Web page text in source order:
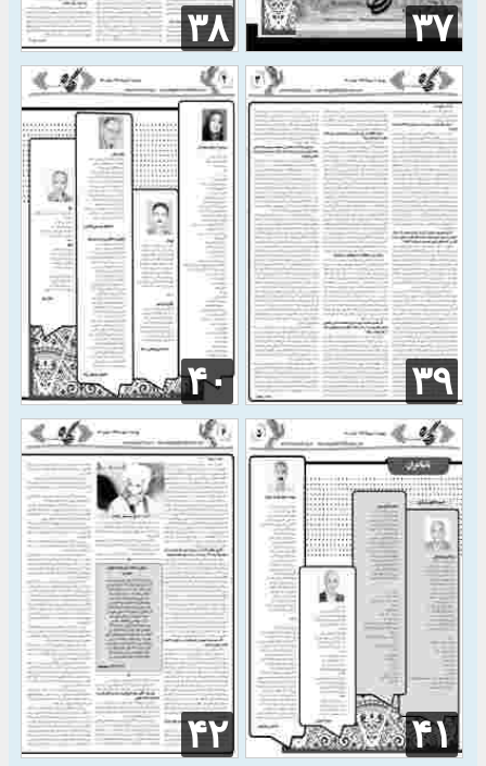
۳۷ ۳۸
۳۹ ۴۰
۴۱ ۴۲